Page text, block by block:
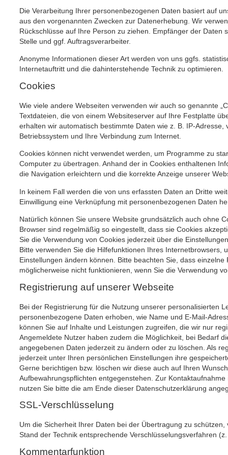
Die Verarbeitung Ihrer personenbezogenen Daten basiert auf
aus den vorgenannten Zwecken zur Datenerhebung. Wir
Rückschlüsse auf Ihre Person zu ziehen. Empfänger der Daten
Stelle und ggf. Auftragsverarbeiter.
Anonyme Informationen dieser Art werden von uns ggfs.
Internetauftritt und die dahinterstehende Technik zu optimieren.
Cookies
Wie viele andere Webseiten verwenden wir auch so genannte
Textdateien, die von einem Websiteserver auf Ihre Festplatte
erhalten wir automatisch bestimmte Daten wie z. B. IP-Adresse,
Betriebssystem und Ihre Verbindung zum Internet.
Cookies können nicht verwendet werden, um Programme zu
Computer zu übertragen. Anhand der in Cookies enthaltenen
die Navigation erleichtern und die korrekte Anzeige unserer
In keinem Fall werden die von uns erfassten Daten an Dritte
Einwilligung eine Verknüpfung mit personenbezogenen Daten
Natürlich können Sie unsere Website grundsätzlich auch ohne
Browser sind regelmäßig so eingestellt, dass sie Cookies
Sie die Verwendung von Cookies jederzeit über die
Bitte verwenden Sie die Hilfefunktionen Ihres Internetbrowsers,
Einstellungen ändern können. Bitte beachten Sie, dass
möglicherweise nicht funktionieren, wenn Sie die Verwendung
Registrierung auf unserer Webseite
Bei der Registrierung für die Nutzung unserer personalisierten
personenbezogene Daten erhoben, wie Name und E-Mail-
können Sie auf Inhalte und Leistungen zugreifen, die wir nur
Angemeldete Nutzer haben zudem die Möglichkeit, bei Bedarf
angegebenen Daten jederzeit zu ändern oder zu löschen. Als
jederzeit unter Ihren persönlichen Einstellungen ihre
Gerne berichtigen bzw. löschen wir diese auch auf Ihren
Aufbewahrungspflichten entgegenstehen. Zur
nutzen Sie bitte die am Ende dieser Datenschutzerklärung
SSL-Verschlüsselung
Um die Sicherheit Ihrer Daten bei der Übertragung zu
Stand der Technik entsprechende Verschlüsselungsverfahren
Kommentarfunktion